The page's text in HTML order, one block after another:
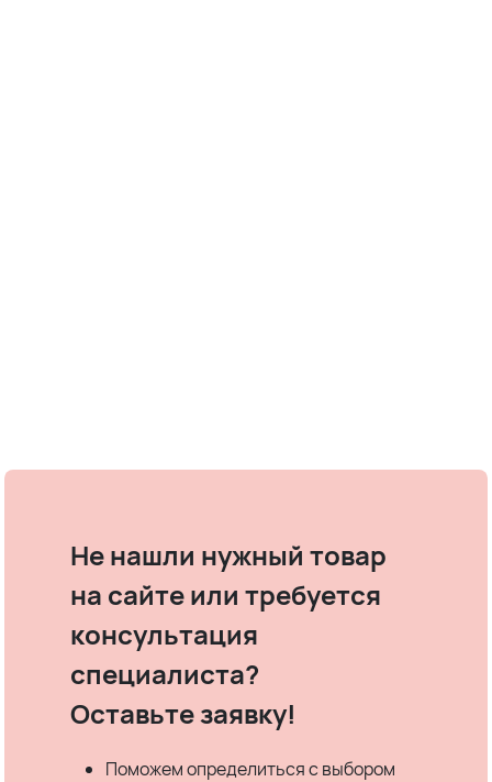
Не нашли нужный товар
на сайте или требуется
консультация
специалиста?
Оставьте заявку!
Поможем определиться с выбором